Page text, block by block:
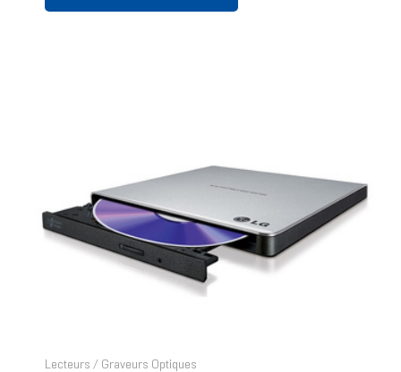
Lecteurs / Graveurs Optiques